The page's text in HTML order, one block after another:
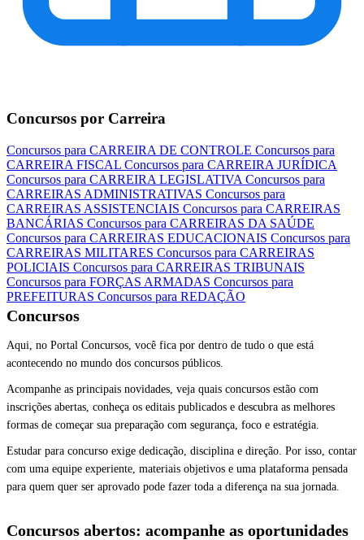
Concursos por Carreira
Concursos para CARREIRA DE CONTROLE Concursos para
CARREIRA FISCAL Concursos para CARREIRA JURÍDICA
Concursos para CARREIRA LEGISLATIVA Concursos para
CARREIRAS ADMINISTRATIVAS Concursos para
CARREIRAS ASSISTENCIAIS Concursos para CARREIRAS
BANCÁRIAS Concursos para CARREIRAS DA SAÚDE
Concursos para CARREIRAS EDUCACIONAIS Concursos para
CARREIRAS MILITARES Concursos para CARREIRAS
POLICIAIS Concursos para CARREIRAS TRIBUNAIS
Concursos para FORÇAS ARMADAS Concursos para
PREFEITURAS Concursos para REDAÇÃO
Concursos
Aqui, no Portal Concursos, você fica por dentro de tudo o que está
acontecendo no mundo dos concursos públicos.
Acompanhe as principais novidades, veja quais concursos estão com
inscrições abertas, conheça os editais publicados e descubra as melhores
formas de começar sua preparação com segurança, foco e estratégia.
Estudar para concurso exige dedicação, disciplina e direção. Por isso, contar
com uma equipe experiente, materiais objetivos e uma plataforma pensada
para quem quer ser aprovado pode fazer toda a diferença na sua jornada.
Concursos abertos: acompanhe as oportunidades